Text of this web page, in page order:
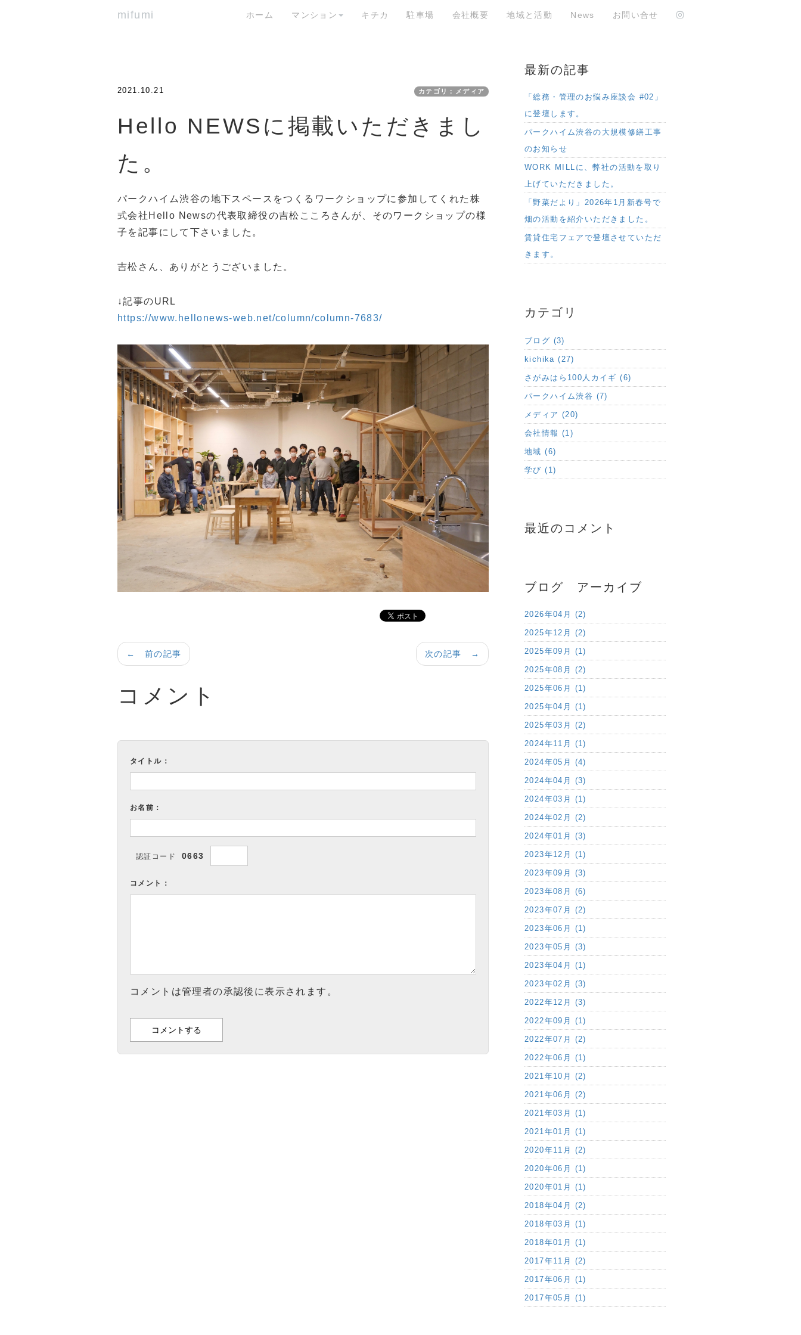
mifumi ホーム マンション キチカ 駐車場 会社概要 地域と活動 News お問い合せ
2021.10.21 カテゴリ：メディア
Hello NEWSに掲載いただきまし
た。
パークハイム渋谷の地下スペースをつくるワークショップに参加してくれた株
式会社Hello Newsの代表取締役の吉松こころさんが、そのワークショップの様
子を記事にして下さいました。
吉松さん、ありがとうございました。
↓記事のURL
https://www.hellonews-web.net/column/column-7683/
次の記事 →
← 前の記事
コメント
タイトル：
お名前：
認証コード 0663
コメント：
コメントは管理者の承認後に表示されます。
最新の記事
「総務・管理のお悩み座談会 #02」
に登壇します。
パークハイム渋谷の大規模修繕工事
のお知らせ
WORK MILLに、弊社の活動を取り
上げていただきました。
「野菜だより」2026年1月新春号で
畑の活動を紹介いただきました。
賃貸住宅フェアで登壇させていただ
きます。
カテゴリ
ブログ (3)
kichika (27)
さがみはら100人カイギ (6)
パークハイム渋谷 (7)
メディア (20)
会社情報 (1)
地域 (6)
学び (1)
最近のコメント
ブログ アーカイブ
2026年04月 (2)
2025年12月 (2)
2025年09月 (1)
2025年08月 (2)
2025年06月 (1)
2025年04月 (1)
2025年03月 (2)
2024年11月 (1)
2024年05月 (4)
2024年04月 (3)
2024年03月 (1)
2024年02月 (2)
2024年01月 (3)
2023年12月 (1)
2023年09月 (3)
2023年08月 (6)
2023年07月 (2)
2023年06月 (1)
2023年05月 (3)
2023年04月 (1)
2023年02月 (3)
2022年12月 (3)
2022年09月 (1)
2022年07月 (2)
2022年06月 (1)
2021年10月 (2)
2021年06月 (2)
2021年03月 (1)
2021年01月 (1)
2020年11月 (2)
2020年06月 (1)
2020年01月 (1)
2018年04月 (2)
2018年03月 (1)
2018年01月 (1)
2017年11月 (2)
2017年06月 (1)
2017年05月 (1)